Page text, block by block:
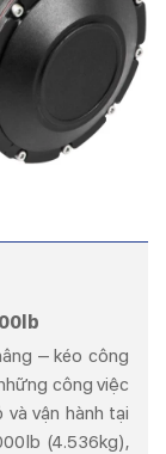
– kéo công
công việc
vận hành tại
(4.536kg),